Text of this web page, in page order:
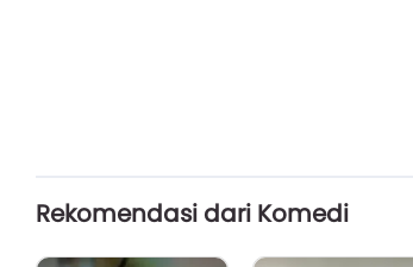
Rekomendasi dari Komedi